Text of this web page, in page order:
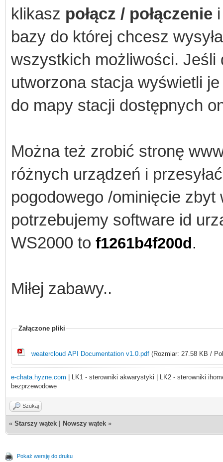
klikasz połącz / połączenie
bazy do której chcesz
wszystkich możliwości. Jeśli
utworzona stacja wyświetli
do mapy stacji dostępnych
Można też zrobić stronę
różnych urządzeń i
pogodowego /ominięcie
potrzebujemy software id
WS2000 to f1261b4f200d.
Miłej zabawy..
Załączone pliki
weatercloud API Documentation v1.0.pdf (Rozmiar: 27.58 KB /
e-chata.hyzne.com | LK1 - sterowniki akwarystyki | LK2 - sterowniki
bezprzewodowe
Szukaj
« Starszy wątek Nowszy wątek »
Pokaż wersję do druku